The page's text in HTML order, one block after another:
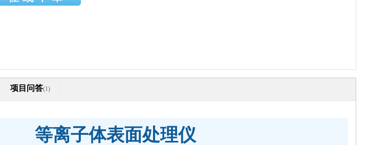
项目问答(1)
等离子体表面处理仪